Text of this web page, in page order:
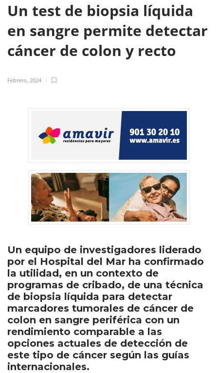
Un test de biopsia líquida
en sangre permite detectar
cáncer de colon y recto
Febrero, 2024
Un equipo de investigadores liderado
por el Hospital del Mar ha confirmado
la utilidad, en un contexto de
programas de cribado, de una técnica
de biopsia líquida para detectar
marcadores tumorales de cáncer de
colon en sangre periférica con un
rendimiento comparable a las
opciones actuales de detección de
este tipo de cáncer según las guías
internacionales.